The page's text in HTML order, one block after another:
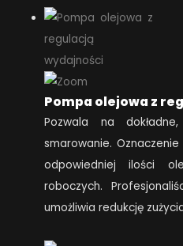
Pompa olejowa z
Pozwala na
smarowanie.
odpowiedniej ilości
roboczych.
umożliwia redukcję